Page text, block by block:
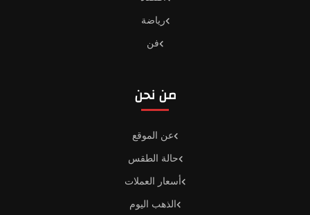
رياضة
فن
من نحن
عن الموقع
حالة الطقس
أسعار العملات
الذهب اليوم